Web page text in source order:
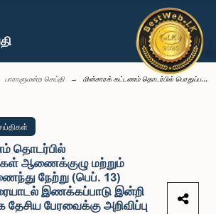
பாராளுமன்ற செய்தி மின்சாரக் கட்டணம் தொடர்பில் பொதுப்ப...
தொடர்பில்
ஆணைக்குழு மற்றும்
நேற்று (பெப். 13)
இணக்கப்பாடு இன்றி
பேரவைக்கு அறிவிப்பு